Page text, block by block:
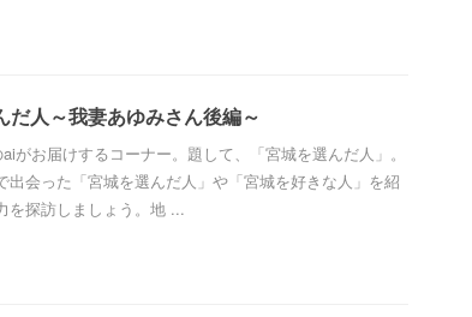
人～我妻あゆみさん後編～
がお届けするコーナー。題して、「宮城を選んだ人」。
出会った「宮城を選んだ人」や「宮城を好きな人」を紹
を探訪しましょう。地 ...